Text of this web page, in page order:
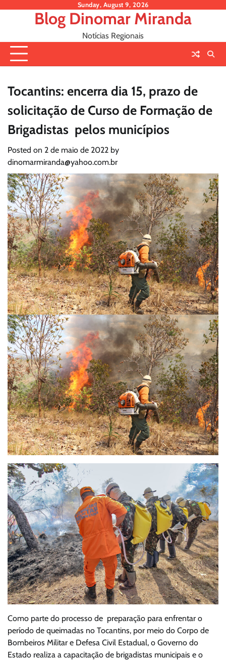
Sunday, August 9, 2026
Blog Dinomar Miranda
Notícias Regionais
Tocantins: encerra dia 15, prazo de
solicitação de Curso de Formação de
Brigadistas pelos municípios
Posted on 2 de maio de 2022 by
dinomarmiranda@yahoo.com.br
Como parte do processo de preparação para enfrentar o
período de queimadas no Tocantins, por meio do Corpo de
Bombeiros Militar e Defesa Civil Estadual, o Governo do
Estado realiza a capacitação de brigadistas municipais e o